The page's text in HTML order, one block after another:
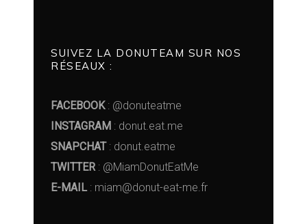
SUIVEZ LA DONUTEAM SUR NOS
RÉSEAUX :
FACEBOOK: @donuteatme
INSTAGRAM : donut.eat.me
SNAPCHAT: donut.eatme
TWITTER: @MiamDonutEatMe
E-MAIL: miam@donut-eat-me.fr